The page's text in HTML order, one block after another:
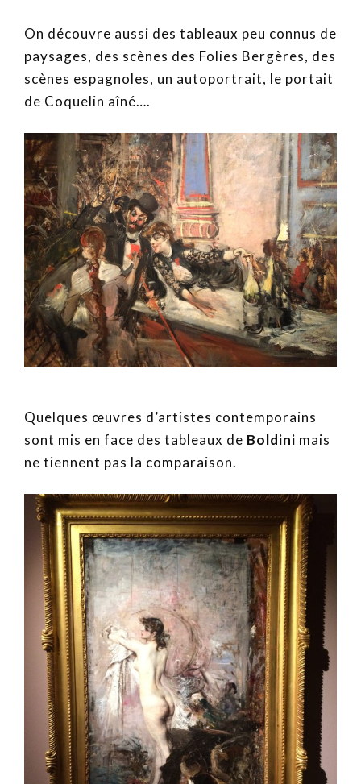
On découvre aussi des tableaux peu connus de
paysages, des scènes des Folies Bergères, des
scènes espagnoles, un autoportrait, le portait
de Coquelin aîné….
Quelques œuvres d’artistes contemporains
sont mis en face des tableaux de Boldini mais
ne tiennent pas la comparaison.